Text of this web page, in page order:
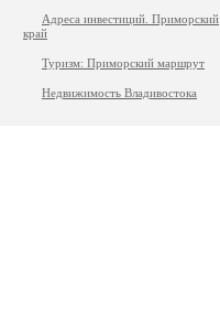
Адреса инвестиций. Приморский
край
Туризм: Приморский маршрут
Недвижимость Владивостока